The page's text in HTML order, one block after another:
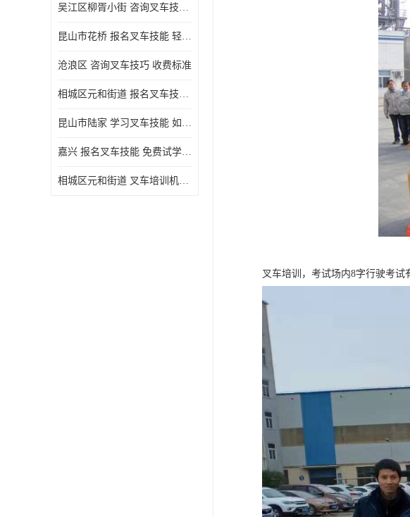
吴江区柳胥小街 咨询叉车技巧 附近那家正规
昆山市花桥 报名叉车技能 轻松试学无压力
沧浪区 咨询叉车技巧 收费标准
相城区元和街道 报名叉车技能 没有学历怎么办
昆山市陆家 学习叉车技能 如何选择很重要
嘉兴 报名叉车技能 免费试学联系电话
相城区元和街道 叉车培训机构 如何选择很重要
叉车培训，考试场内8字行驶考试